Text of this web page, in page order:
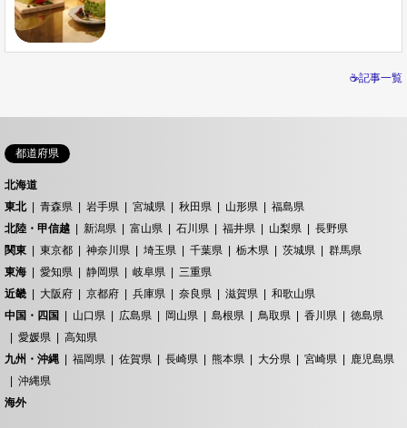
☕記事一覧
都道府県
北海道
東北
青森県 岩手県 宮城県 秋田県 山形県
福島県
北陸・甲信越
新潟県 富山県 石川県 福井県 山梨県
長野県
関東
東京都 神奈川県 埼玉県 千葉県 栃木県 茨城県
群馬県
東海
愛知県 静岡県 岐阜県
三重県
近畿
大阪府 京都府 兵庫県 奈良県 滋賀県
和歌山県
中国・四国
山口県 広島県 岡山県 島根県 鳥取県 香川県
徳島県
愛媛県
高知県
九州・沖縄
福岡県 佐賀県 長崎県 熊本県 大分県 宮崎県
鹿児島県
沖縄県
海外